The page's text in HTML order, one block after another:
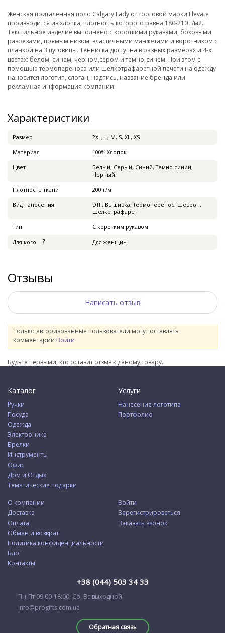
Женская приталенная поло Calgary Lady от торговой марки Elevate
производится из хлопка, плотность которого равна 180-210 г/м2.
Текстильное изделие выполнено с короткими рукавами, боковыми
разрезами, прямым низом, эластичными манжетами и воротником с
планкой на 3 пуговицы. Тенниска доступна в разных размерах и 4-х
цветах: белом, синем, чёрном,сером и тёмно-синем. При этом с
помощью термопереноса или шелкотрафаретной печати на одежду
наносится логотип, слоган, надпись, название бренда или
рекламная информация компании.
Характеристики
Pазмер
2XL, L, M, S, XL, XS
Материал
100% Хлопок
Цвет
Белый, Серый, Синий, Темно-синий,
Черный
Плотность ткани
200 г/м
Вид нанесения
DTF, Вышивка, Термоперенос, Шеврон,
Шелкотрафарет
Тип
С коротким рукавом
Для кого
Для женщин
Отзывы
Написать отзыв
Только авторизованные пользователи могут оставлять
комментарии Войти
Будьте первыми, кто оставит отзыв к даному товару.
Каталог
Ручки
Посуда
Одежда
Электроника
Брелки
Инструменты
Офис
Дом и Отдых
Тематические подарки
Услуги
Нанесение логотипа
Портфолио
О компании
Доставка
Оплата
Обмен и возврат
Политика конфиденциальности
Блог
Контакты
Войти
Зарегистрироваться
Заказать звонок
+38 (044) 503 34 33
Пн-Пт 09:00-18:00, Сб, Вс выходной
info@progifts.com.ua
Обратная связь